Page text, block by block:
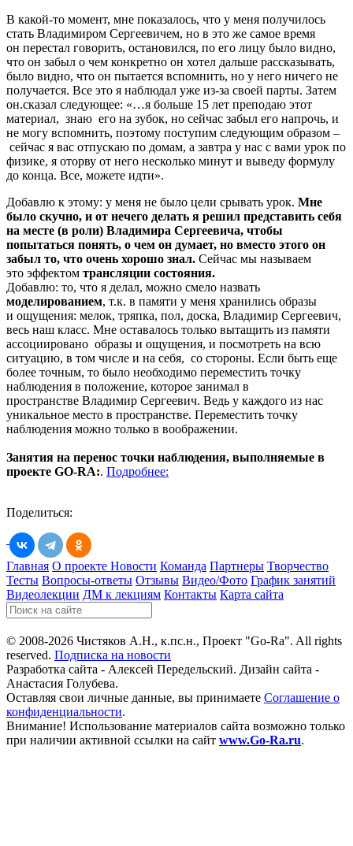
В какой-то момент, мне показалось, что у меня получилось
стать Владимиром Сергеевичем, но в это же самое время
он перестал говорить, остановился, по его лицу было видно,
что он забыл о чем конкретно он хотел дальше рассказывать,
было видно, что он пытается вспомнить, но у него ничего не
получается. Все это я наблюдал уже из-за своей парты. Затем
он.сказал следующее: «…я больше 15 лет преподаю этот
материал, знаю его на зубок, но сейчас забыл его напрочь, и
не могу вспомнить, поэтому поступим следующим образом –
сейчас я вас отпускаю по домам, а завтра у нас с вами урок по
физике, я оторву от него несколько минут и выведу формулу
до конца. Все, можете идти».
Добавлю к этому: у меня не было цели срывать урок. Мне
было скучно, и от нечего делать я решил представить себя
на месте (в роли) Владимира Сергеевича, чтобы
попытаться понять, о чем он думает, но вместо этого он
забыл то, что очень хорошо знал. Сейчас мы называем
это эффектом трансляции состояния.
Добавлю: то, что я делал, можно смело назвать
моделированием, т.к. в памяти у меня хранились образы
и ощущения: мелок, тряпка, пол, доска, Владимир Сергеевич,
весь наш класс. Мне оставалось только вытащить из памяти
ассоциировано образы и ощущения, и посмотреть на всю
ситуацию, в том числе и на себя, со стороны. Если быть еще
более точным, то было необходимо переместить точку
наблюдения в положение, которое занимал в
пространстве Владимир Сергеевич. Ведь у каждого из нас
уникальное место в пространстве. Переместить точку
наблюдения можно только в воображении.
Занятия на перенос точки наблюдения, выполняемые в
проекте GO-RA:. Подробнее:
Поделиться:
Главная О проекте Новости Команда Партнеры Творчество
Тесты Вопросы-ответы Отзывы Видео/Фото График занятий
Видеолекции ДМ к лекциям Контакты Карта сайта
© 2008-2026 Чистяков А.Н., к.пс.н., Проект "Go-Ra". All rights
reserved. Подписка на новости
Разработка сайта - Алексей Передельский. Дизайн сайта -
Анастасия Голубева.
Оставляя свои личные данные, вы принимаете Соглашение о
конфиденциальности.
Внимание! Использование материалов сайта возможно только
при наличии активной ссылки на сайт www.Go-Ra.ru.